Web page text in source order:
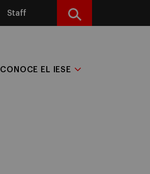
Staff Buscar
CONOCE EL IESE